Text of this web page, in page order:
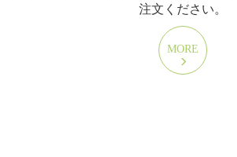
注文ください。
MORE